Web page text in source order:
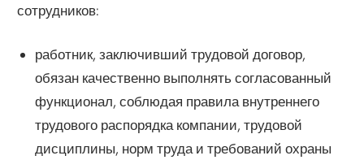
сотрудников:
работник, заключивший трудовой договор,
обязан качественно выполнять согласованный
функционал, соблюдая правила внутреннего
трудового распорядка компании, трудовой
дисциплины, норм труда и требований охраны